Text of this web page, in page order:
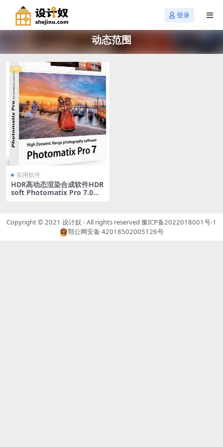
登录
动态范围
VIP
实用软件
HDR高动态渲染合成软件HDR
soft Photomatix Pro 7.0汉
Copyright © 2021 设计奴 - All rights reserved 豫ICP备2022018001号-1
鄂公网安备 42018502005126号